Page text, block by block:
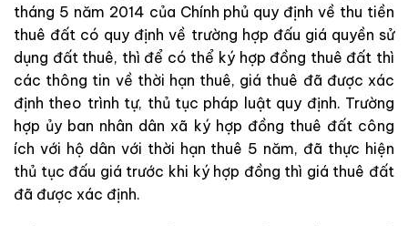
tháng 5 năm 2014 của Chính phủ quy định về thu tiền
thuê đất có quy định về trường hợp đấu giá quyền sử
dụng đất thuê, thì để có thể ký hợp đồng thuê đất thì
các thông tin về thời hạn thuê, giá thuê đã được xác
định theo trình tự, thủ tục pháp luật quy định. Trường
hợp ủy ban nhân dân xã ký hợp đồng thuê đất công
ích với hộ dân với thời hạn thuê 5 năm, đã thực hiện
thủ tục đấu giá trước khi ký hợp đồng thì giá thuê đất
đã được xác định.